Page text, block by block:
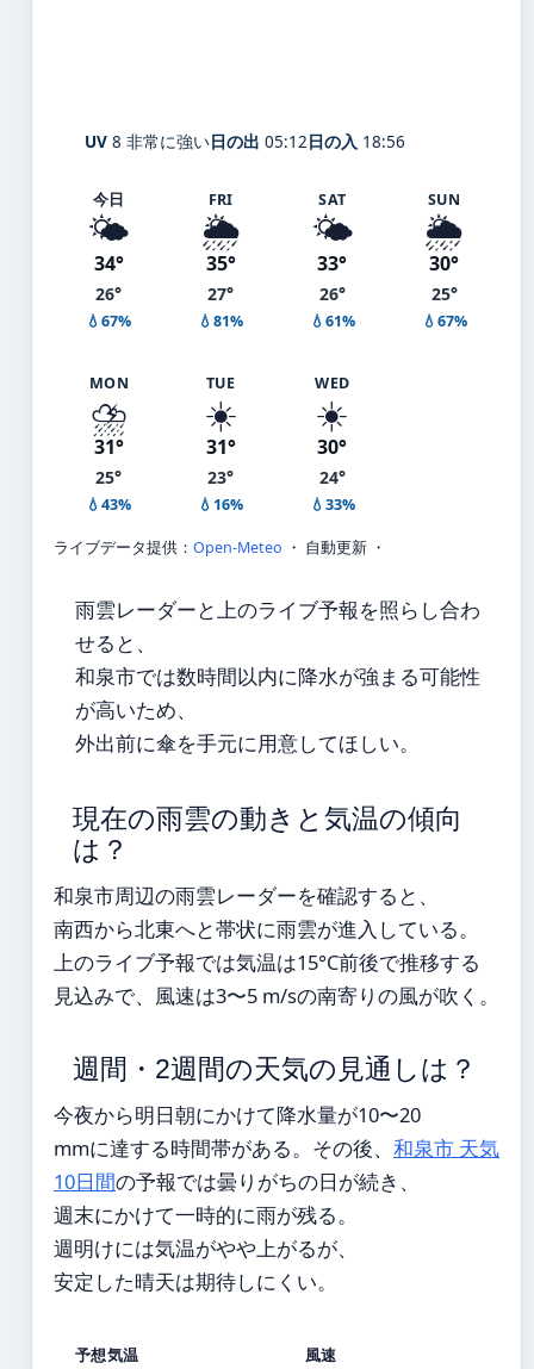
UV 8 非常に強い日の出 05:12日の入 18:56
今日
🌤️
34°
26°
💧67%
FRI
🌦️
35°
27°
💧81%
SAT
🌤️
33°
26°
💧61%
SUN
🌦️
30°
25°
💧67%
MON
⛈️
31°
25°
💧43%
TUE
☀️
31°
23°
💧16%
WED
☀️
30°
24°
💧33%
ライブデータ提供： Open-Meteo ・ 自動更新 ・
雨雲レーダーと上のライブ予報を照らし合わ
せると、
和泉市では数時間以内に降水が強まる可能性
が高いため、
外出前に傘を手元に用意してほしい。
現在の雨雲の動きと気温の傾向
は？
和泉市周辺の雨雲レーダーを確認すると、
南西から北東へと帯状に雨雲が進入している。
上のライブ予報では気温は15°C前後で推移する
見込みで、風速は3〜5 m/sの南寄りの風が吹く。
週間・2週間の天気の見通しは？
今夜から明日朝にかけて降水量が10〜20
mmに達する時間帯がある。その後、 和泉市 天気
10日間の予報では曇りがちの日が続き、
週末にかけて一時的に雨が残る。
週明けには気温がやや上がるが、
安定した晴天は期待しにくい。
予想気温 風速